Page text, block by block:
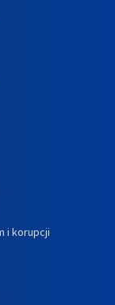
i korupcji